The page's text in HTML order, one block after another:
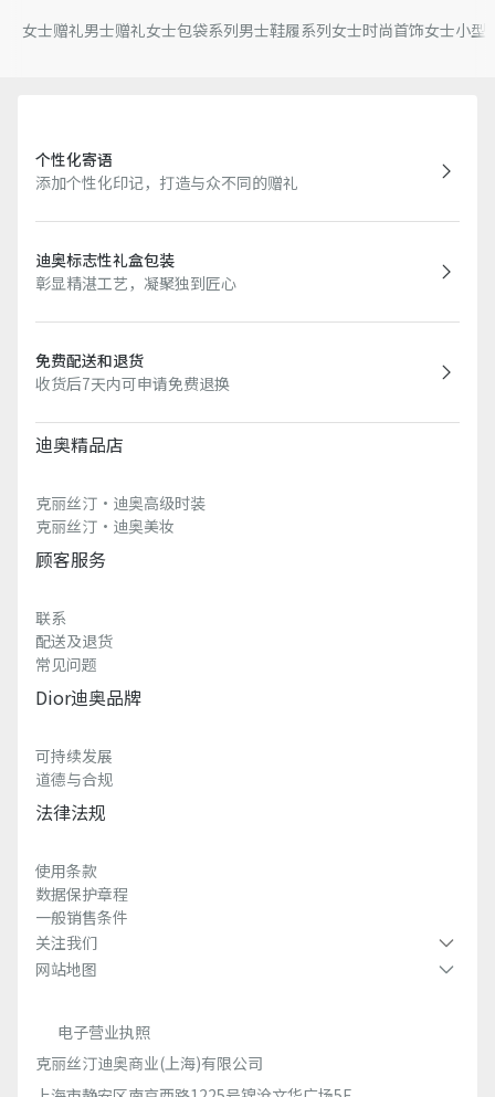
女士赠礼男士赠礼女士包袋系列男士鞋履系列女士时尚首饰女士小型
个性化寄语
添加个性化印记，打造与众不同的赠礼
迪奥标志性礼盒包装
彰显精湛工艺，凝聚独到匠心
免费配送和退货
收货后7天内可申请免费退换
迪奥精品店
克丽丝汀·迪奥高级时装
克丽丝汀·迪奥美妆
顾客服务
联系
配送及退货
常见问题
Dior迪奥品牌
可持续发展
道德与合规
法律法规
使用条款
数据保护章程
一般销售条件
关注我们
网站地图
电子营业执照
克丽丝汀迪奥商业(上海)有限公司